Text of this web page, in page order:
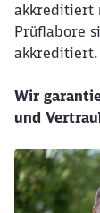
akkreditiert
Prüflabore
akkreditiert.
Wir
und